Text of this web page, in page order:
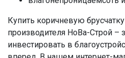
Купить коричневую
производителя НоВа-Строй –
инвестировать в